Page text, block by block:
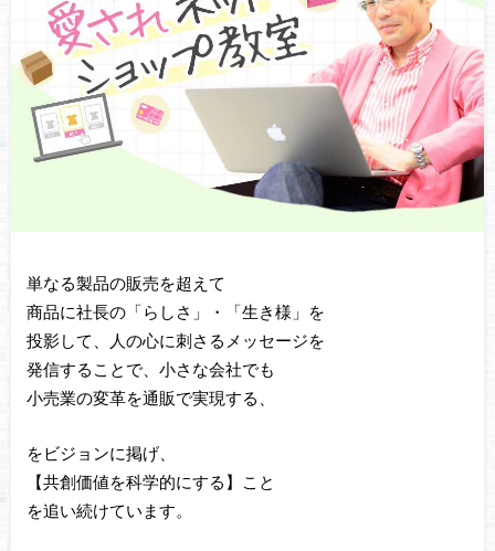
単なる製品の販売を超えて
商品に社長の「らしさ」・「生き様」を
投影して、人の心に刺さるメッセージを
発信することで、小さな会社でも
小売業の変革を通販で実現する、
をビジョンに掲げ、
【共創価値を科学的にする】こと
を追い続けています。